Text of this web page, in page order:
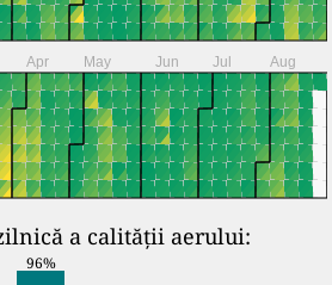
Apr May Jun Jul Aug
a calității aerului:
96%